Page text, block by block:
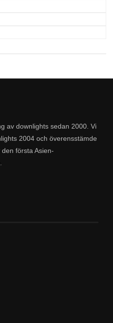
av downlights sedan 2000. Vi
2004 och överensstämde
första Asien-